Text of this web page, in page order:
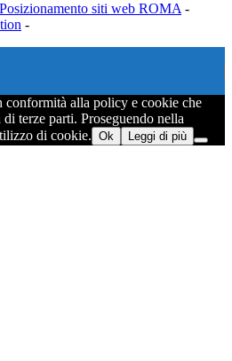
Posizionamento siti web ROMA-
-
conformità alla policy e cookie che
terze parti. Proseguendo nella
di cookie. Ok Leggi di più